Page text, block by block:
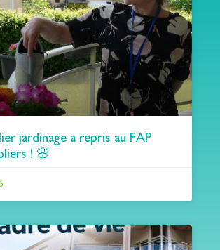
jardinage a repris au FAP
! 🌸